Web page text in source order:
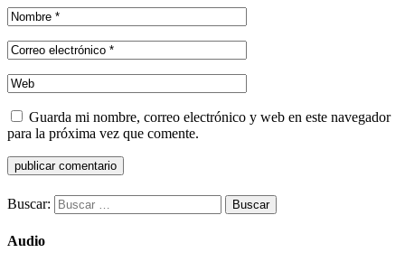
Guarda mi nombre, correo electrónico y web en este navegador
para la próxima vez que comente.
Buscar:
Audio